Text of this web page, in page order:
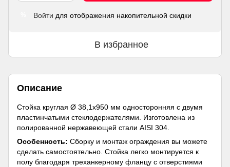
Войти для отображения накопительной скидки
В избранное
Описание
Стойка круглая Ø 38,1х950 мм односторонняя с двумя
пластинчатыми стеклодержателями. Изготовлена из
полированной нержавеющей стали AISI 304.
Особенность: Сборку и монтаж ограждения вы можете
сделать самостоятельно. Стойка легко монтируется к
полу благодаря треханкерному фланцу с отверстиями